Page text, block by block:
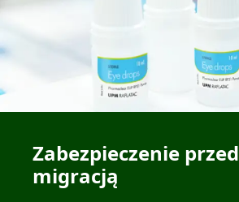
Zabezpieczenie przed
migracją